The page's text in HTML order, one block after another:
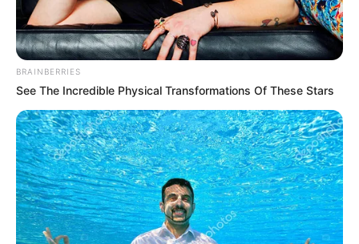
BRAINBERRIES
See The Incredible Physical Transformations Of These Stars